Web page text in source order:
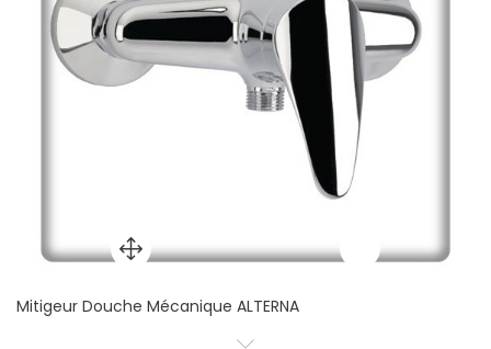
Mitigeur Douche Mécanique ALTERNA